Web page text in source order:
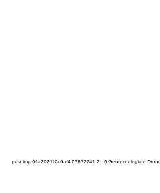
post img 69a202110c6af4.07872241 2 - 6 Geotecnologia e